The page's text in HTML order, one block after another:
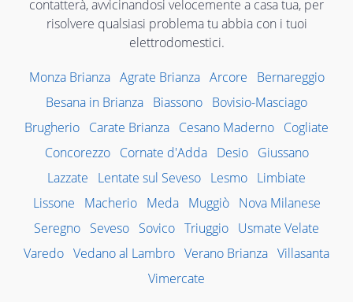
contatterà, avvicinandosi velocemente a casa tua, per
risolvere qualsiasi problema tu abbia con i tuoi
elettrodomestici.
Monza Brianza Agrate Brianza Arcore
Bernareggio
Besana in Brianza Biassono Bovisio-Masciago
Brugherio Carate Brianza Cesano Maderno Cogliate
Concorezzo
Cornate d'Adda Desio
Giussano
Lazzate
Lentate sul Seveso Lesmo Limbiate
Lissone
Macherio Meda Muggiò
Nova Milanese
Seregno Seveso Sovico Triuggio Usmate Velate
Varedo Vedano al Lambro Verano Brianza Villasanta
Vimercate